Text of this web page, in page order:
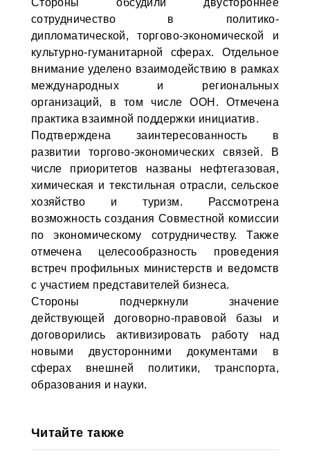
Стороны обсудили двустороннее
сотрудничество в политико-
дипломатической, торгово-экономической и
культурно-гуманитарной сферах. Отдельное
внимание уделено взаимодействию в рамках
международных и региональных
организаций, в том числе ООН. Отмечена
практика взаимной поддержки инициатив.
Подтверждена заинтересованность в
развитии торгово-экономических связей. В
числе приоритетов названы нефтегазовая,
химическая и текстильная отрасли, сельское
хозяйство и туризм. Рассмотрена
возможность создания Совместной комиссии
по экономическому сотрудничеству. Также
отмечена целесообразность проведения
встреч профильных министерств и ведомств
с участием представителей бизнеса.
Стороны подчеркнули значение
действующей договорно-правовой базы и
договорились активизировать работу над
новыми двусторонними документами в
сферах внешней политики, транспорта,
образования и науки.
Читайте также